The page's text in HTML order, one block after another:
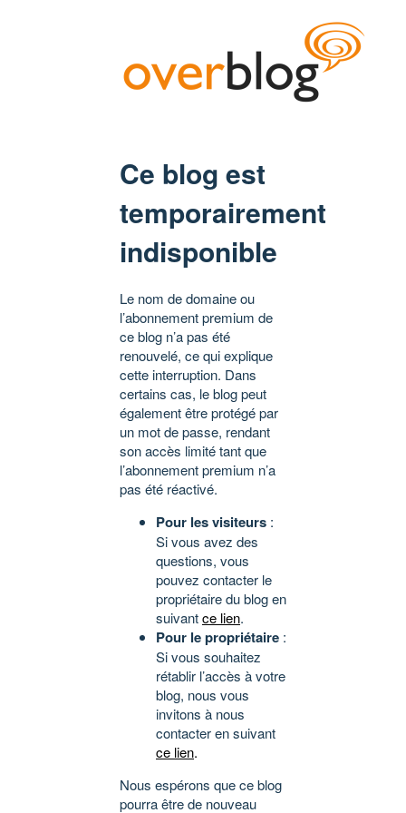
Ce blog est
temporairement
indisponible
Le nom de domaine ou
l’abonnement premium de
ce blog n’a pas été
renouvelé, ce qui explique
cette interruption. Dans
certains cas, le blog peut
également être protégé par
un mot de passe, rendant
son accès limité tant que
l’abonnement premium n’a
pas été réactivé.
Pour les visiteurs :
Si vous avez des
questions, vous
pouvez contacter le
propriétaire du blog en
suivantce lien.
Pour le propriétaire :
Si vous souhaitez
rétablir l’accès à votre
blog, nous vous
invitons à nous
contacter en suivant
ce lien.
Nous espérons que ce blog
pourra être de nouveau